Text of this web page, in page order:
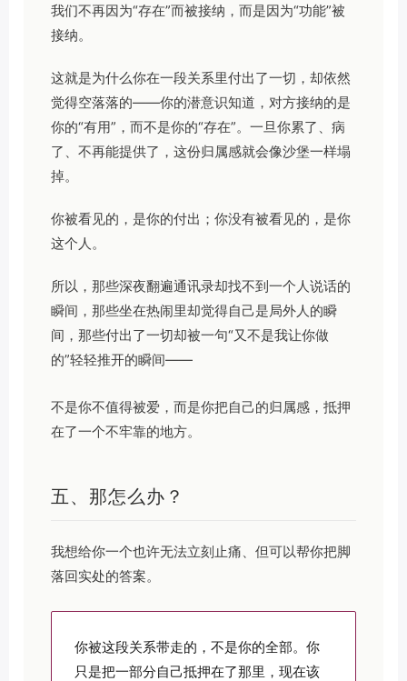
我们不再因为“存在”而被接纳，而是因为“功能”被
接纳。
这就是为什么你在一段关系里付出了一切，却依然
觉得空落落的——你的潜意识知道，对方接纳的是
你的“有用”，而不是你的“存在”。一旦你累了、病
了、不再能提供了，这份归属感就会像沙堡一样塌
掉。
你被看见的，是你的付出；你没有被看见的，是你
这个人。
所以，那些深夜翻遍通讯录却找不到一个人说话的
瞬间，那些坐在热闹里却觉得自己是局外人的瞬
间，那些付出了一切却被一句“又不是我让你做
的”轻轻推开的瞬间——
不是你不值得被爱，而是你把自己的归属感，抵押
在了一个不牢靠的地方。
五、那怎么办？
我想给你一个也许无法立刻止痛、但可以帮你把脚
落回实处的答案。
你被这段关系带走的，不是你的全部。你
只是把一部分自己抵押在了那里，现在该